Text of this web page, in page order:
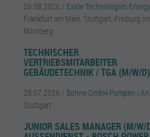
06.08.2026 / Exide Technologies
Frankfurt am Main, Stuttgart, Freiburg
Nürnberg
TECHNISCHER
VERTRIEBSMITARBEITER
GEBÄUDETECHNIK / TGA (M/W/D)
29.07.2026 / Bohne GmbH Pumpen |
Stuttgart
JUNIOR SALES MANAGER (M/W/